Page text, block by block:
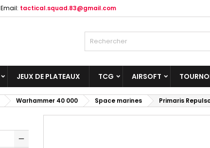
Email: tactical.squad.83@gmail.com
JEUX DE PLATEAUX TCG AIRSOFT
Warhammer 40 000 Space marines Primaris